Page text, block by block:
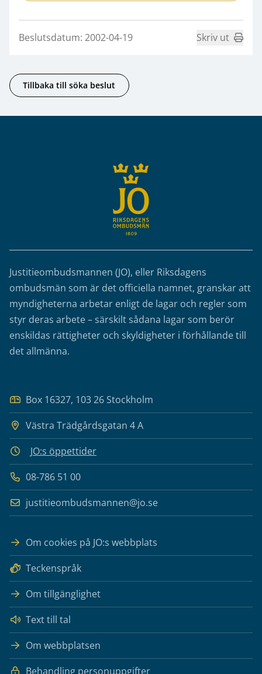
Beslutsdatum: 2002-04-19 Skriv ut
Tillbaka till söka beslut
Justitieombudsmannen (JO), eller Riksdagens
ombudsmän som är det officiella namnet, granskar att
myndigheterna arbetar enligt de lagar och regler som
styr deras arbete – särskilt sådana lagar som berör
enskildas rättigheter och skyldigheter i förhållande till
det allmänna.
Box 16327, 103 26 Stockholm
Västra Trädgårdsgatan 4 A
JO:s öppettider
08-786 51 00
justitieombudsmannen@jo.se
Om cookies på JO:s webbplats
Teckenspråk
Om tillgänglighet
Text till tal
Om webbplatsen
Behandling personuppgifter